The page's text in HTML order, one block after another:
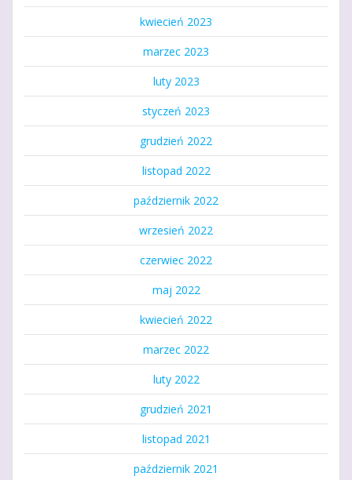
kwiecień 2023
marzec 2023
luty 2023
styczeń 2023
grudzień 2022
listopad 2022
październik 2022
wrzesień 2022
czerwiec 2022
maj 2022
kwiecień 2022
marzec 2022
luty 2022
grudzień 2021
listopad 2021
październik 2021